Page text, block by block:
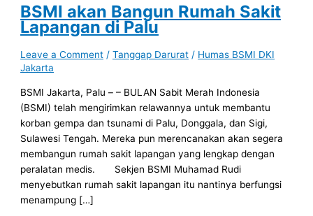
BSMI akan Bangun Rumah Sakit
Lapangan di Palu
Leave a Comment /Tanggap Darurat / Humas BSMI DKI
Jakarta
BSMI Jakarta, Palu – – BULAN Sabit Merah Indonesia
(BSMI) telah mengirimkan relawannya untuk membantu
korban gempa dan tsunami di Palu, Donggala, dan Sigi,
Sulawesi Tengah. Mereka pun merencanakan akan segera
membangun rumah sakit lapangan yang lengkap dengan
peralatan medis. Sekjen BSMI Muhamad Rudi
menyebutkan rumah sakit lapangan itu nantinya berfungsi
menampung […]